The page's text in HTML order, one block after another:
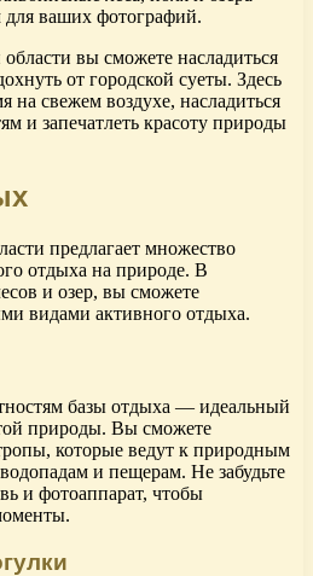
ваших фотографий.
вы сможете насладиться
от городской суеты. Здесь
на свежем воздухе, насладиться
и запечатлеть красоту природы
предлагает множество
отдыха на природе. В
и озер, вы сможете
видами активного отдыха.
базы отдыха — идеальный
природы. Вы сможете
которые ведут к природным
и пещерам. Не забудьте
и фотоаппарат, чтобы